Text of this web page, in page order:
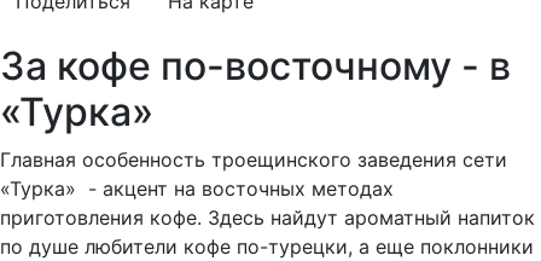
За кофе по-восточному - в
«Турка»
Главная особенность троещинского заведения сети
«Турка» - акцент на восточных методах
приготовления кофе. Здесь найдут ароматный напиток
по душе любители кофе по-турецки, а еще поклонники